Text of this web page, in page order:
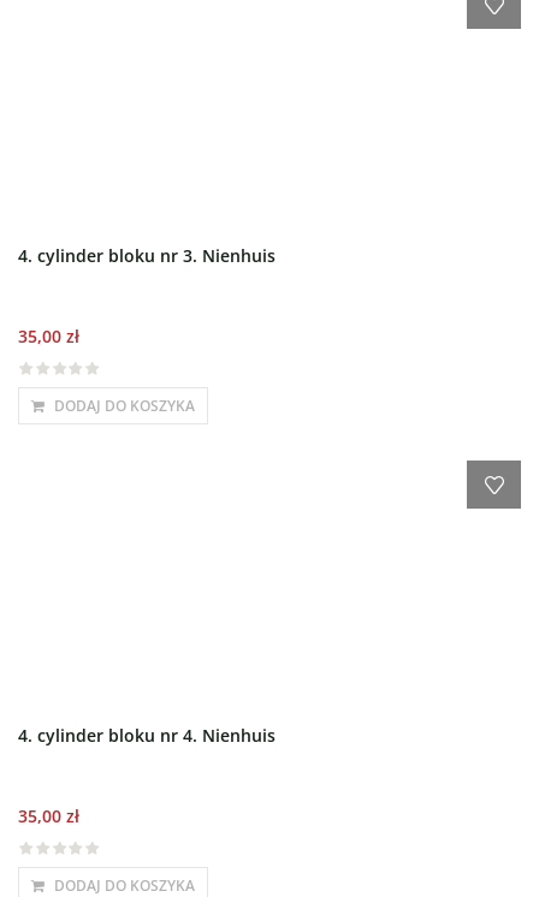
4. cylinder bloku nr 3. Nienhuis
35,00 zł
DODAJ DO KOSZYKA
4. cylinder bloku nr 4. Nienhuis
35,00 zł
DODAJ DO KOSZYKA